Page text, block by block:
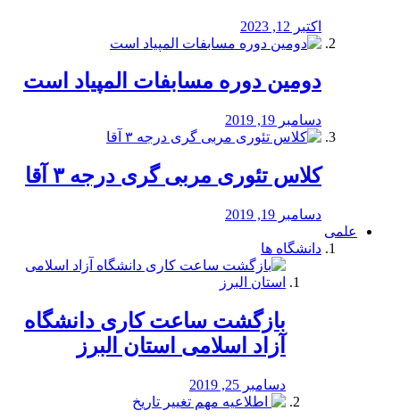
اکتبر 12, 2023
دومین دوره مسابفات المپیاد است
دسامبر 19, 2019
کلاس تئوری مربی گری درجه ۳ آقا
دسامبر 19, 2019
علمی
دانشگاه ها
بازگشت ساعت کاری دانشگاه
آزاد اسلامی استان البرز
دسامبر 25, 2019